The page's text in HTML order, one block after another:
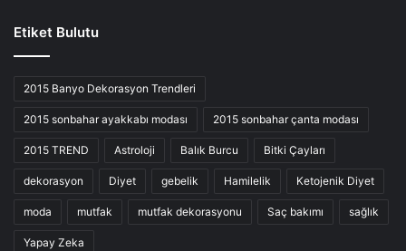
Etiket Bulutu
2015 Banyo Dekorasyon Trendleri
2015 sonbahar ayakkabı modası 2015 sonbahar çanta modası
2015 TREND Astroloji Balık Burcu Bitki Çayları
dekorasyon Diyet gebelik Hamilelik Ketojenik Diyet
moda mutfak mutfak dekorasyonu Saç bakımı sağlık
Yapay Zeka